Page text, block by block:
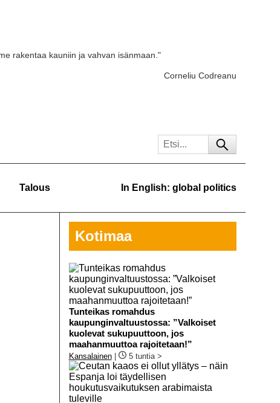
rakentaa kauniin ja vahvan isänmaan."
Corneliu Codreanu
Talous In English: global politics
Kotimaa
Tunteikas romahdus
kaupunginvaltuustossa: ”Valkoiset
kuolevat sukupuuttoon, jos
maahanmuuttoa rajoitetaan!”
Kansalainen| 5 tuntia >